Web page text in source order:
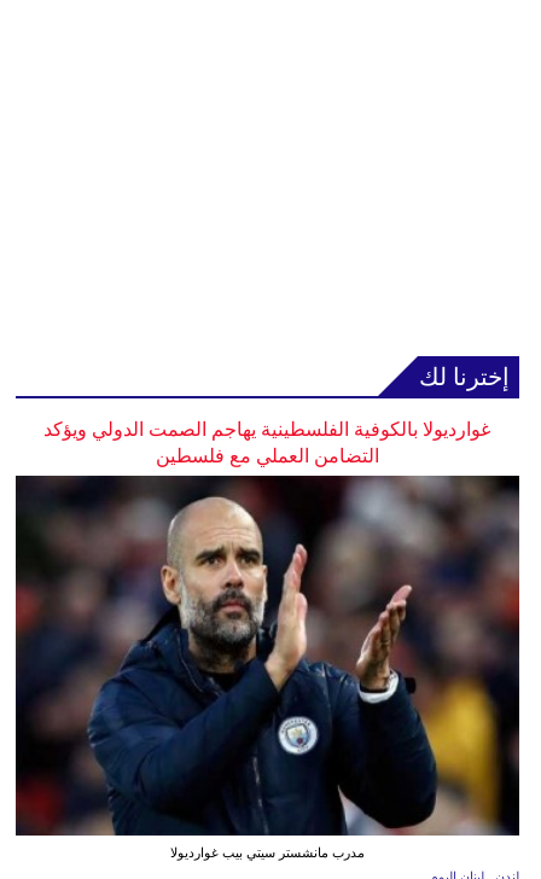
إخترنا لك
غوارديولا بالكوفية الفلسطينية يهاجم الصمت الدولي ويؤكد
التضامن العملي مع فلسطين
مدرب مانشستر سيتي بيب غوارديولا